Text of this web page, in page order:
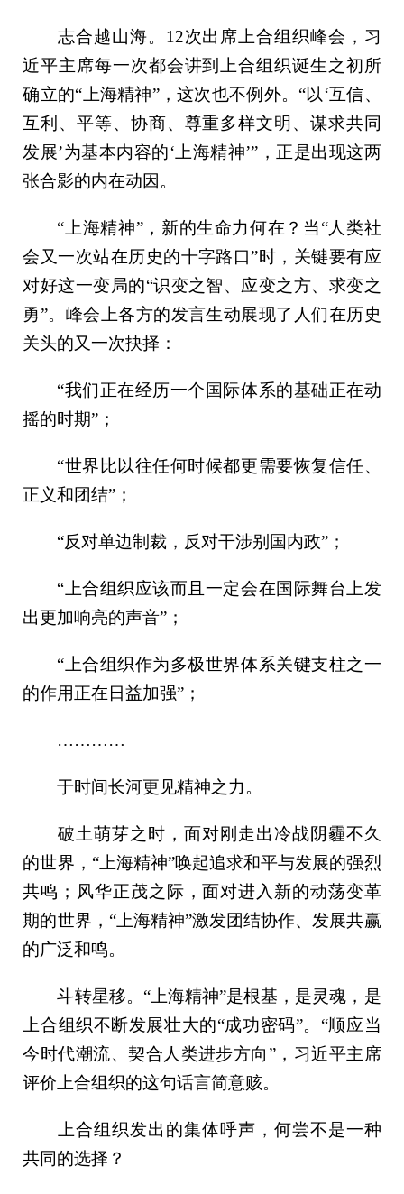
志合越山海。12次出席上合组织峰会，习
近平主席每一次都会讲到上合组织诞生之初所
确立的“上海精神”，这次也不例外。“以‘互信、
互利、平等、协商、尊重多样文明、谋求共同
发展’为基本内容的‘上海精神’”，正是出现这两
张合影的内在动因。
“上海精神”，新的生命力何在？当“人类社
会又一次站在历史的十字路口”时，关键要有应
对好这一变局的“识变之智、应变之方、求变之
勇”。峰会上各方的发言生动展现了人们在历史
关头的又一次抉择：
“我们正在经历一个国际体系的基础正在动
摇的时期”；
“世界比以往任何时候都更需要恢复信任、
正义和团结”；
“反对单边制裁，反对干涉别国内政”；
“上合组织应该而且一定会在国际舞台上发
出更加响亮的声音”；
“上合组织作为多极世界体系关键支柱之一
的作用正在日益加强”；
…………
于时间长河更见精神之力。
破土萌芽之时，面对刚走出冷战阴霾不久
的世界，“上海精神”唤起追求和平与发展的强烈
共鸣；风华正茂之际，面对进入新的动荡变革
期的世界，“上海精神”激发团结协作、发展共赢
的广泛和鸣。
斗转星移。“上海精神”是根基，是灵魂，是
上合组织不断发展壮大的“成功密码”。“顺应当
今时代潮流、契合人类进步方向”，习近平主席
评价上合组织的这句话言简意赅。
上合组织发出的集体呼声，何尝不是一种
共同的选择？